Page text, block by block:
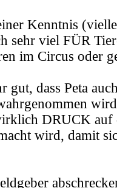
Kenntnis
sehr viel FÜR
im Circus oder
gut, dass Peta
DRUCK auf
wird, damit